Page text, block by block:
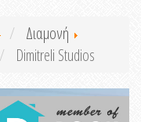
Διαμονή
Dimitreli Studios